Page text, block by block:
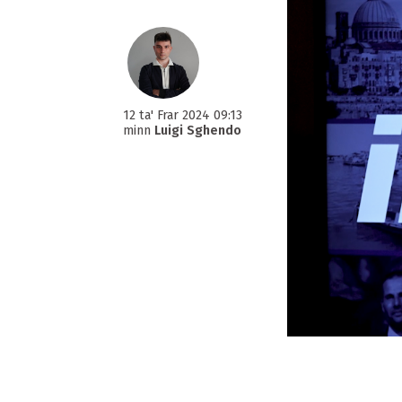
12 ta' Frar 2024 09:13
minn Luigi Sghendo